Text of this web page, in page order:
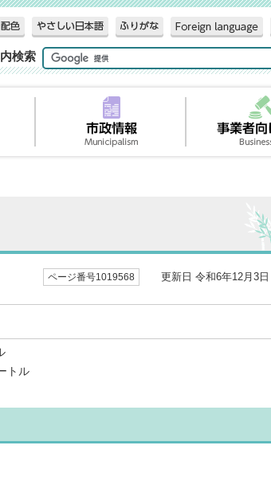
検索
ページ番号1019568 更新日 令和6年12月3日
トル